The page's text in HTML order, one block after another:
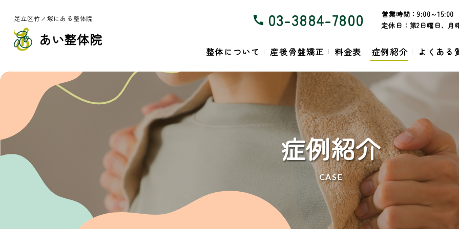
足立区竹ノ塚にある整体院
あい整体院
03-3884-7800 営業時間：9:00～15:00
定休日： 第2日曜日、月
整体について 産後骨盤矯正 料金表 症例紹介 よくある
症例紹介